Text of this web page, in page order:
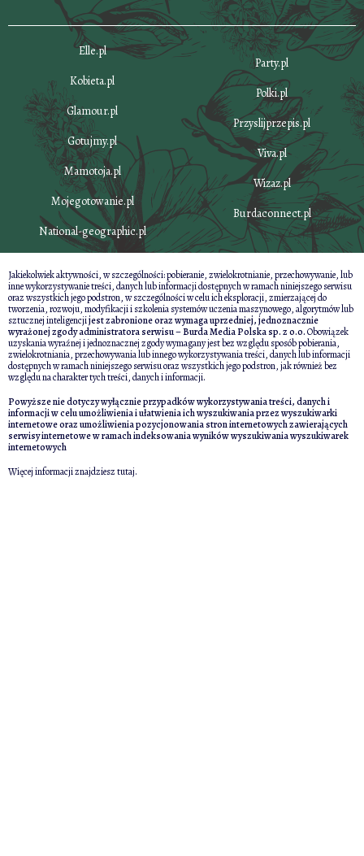
Elle.pl
Kobieta.pl
Glamour.pl
Gotujmy.pl
Mamotoja.pl
Mojegotowanie.pl
National-geographic.pl
Party.pl
Polki.pl
Przyslijprzepis.pl
Viva.pl
Wizaz.pl
Burdaconnect.pl
Jakiekolwiek aktywności, w szczególności: pobieranie, zwielokrotnianie, przechowywanie, lub
inne wykorzystywanie treści, danych lub informacji dostępnych w ramach niniejszego serwisu
oraz wszystkich jego podstron, w szczególności w celu ich eksploracji, zmierzającej do
tworzenia, rozwoju, modyfikacji i szkolenia systemów uczenia maszynowego, algorytmów lub
sztucznej inteligencjijest zabronione oraz wymaga uprzedniej, jednoznacznie
wyrażonej zgody administratora serwisu – Burda Media Polska sp. z o.o.Obowiązek
uzyskania wyraźnej i jednoznacznej zgody wymagany jest bez względu sposób pobierania,
zwielokrotniania, przechowywania lub innego wykorzystywania treści, danych lub informacji
dostępnych w ramach niniejszego serwisu oraz wszystkich jego podstron, jak również bez
względu na charakter tych treści, danych i informacji.
Powyższe nie dotyczy wyłącznie przypadków wykorzystywania treści, danych i
informacji w celu umożliwienia i ułatwienia ich wyszukiwania przez wyszukiwarki
internetowe oraz umożliwienia pozycjonowania stron internetowych zawierających
serwisy internetowe w ramach indeksowania wyników wyszukiwania wyszukiwarek
internetowych
Więcej informacji znajdziesztutaj.